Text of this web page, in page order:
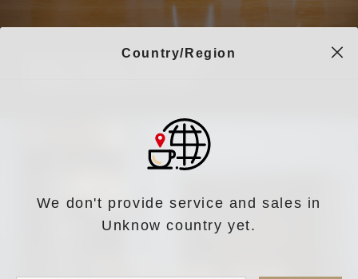
搭配iDrip智能手沖咖啡機使用
Country/Region
We don't provide service and sales in
Unknow country yet.